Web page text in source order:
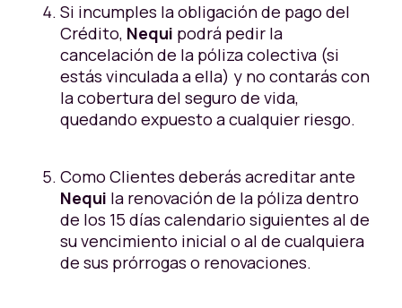
Si incumples la obligación de pago del
Crédito, Nequi podrá pedir la
cancelación de la póliza colectiva (si
estás vinculada a ella) y no contarás con
la cobertura del seguro de vida,
quedando expuesto a cualquier riesgo.
Como Clientes deberás acreditar ante
Nequi la renovación de la póliza dentro
de los 15 días calendario siguientes al de
su vencimiento inicial o al de cualquiera
de sus prórrogas o renovaciones.